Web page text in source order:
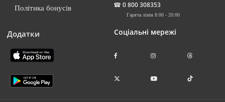
Політика бонусів
Додатки
☎ 0 800 308353
Гаряча лінія 8:00 - 20:00
Соціальні мережі